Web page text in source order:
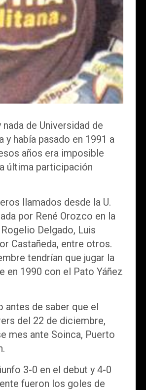
de Universidad de
y había pasado en 1991 a
años era imposible
última participación
llamados desde la U.
por René Orozco en la
Delgado, Luis
Castañeda, entre otros.
tendrían que jugar la
en 1990 con el Pato Yáñez
antes de saber que el
del 22 de diciembre,
mes ante Soinca, Puerto
3-0 en el debut y 4-0
fueron los goles de